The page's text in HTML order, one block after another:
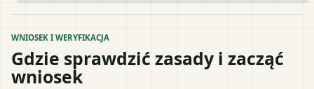
WNIOSEK I WERYFIKACJA
Gdzie sprawdzić zasady i zacząć
wniosek